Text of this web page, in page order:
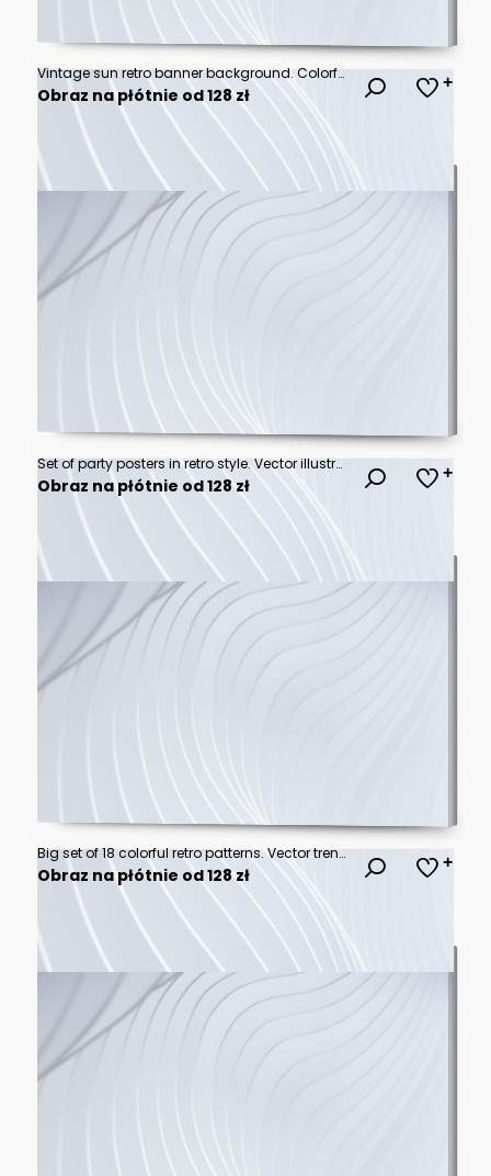
Vintage sun retro banner background. Colorful grunge sunburst design. Summer 70s vector illustration.
Obraz na płótnie od 128 zł
Set of party posters in retro style. Vector illustration.
Obraz na płótnie od 128 zł
Big set of 18 colorful retro patterns. Vector trendy backgrounds in 70s style. Abstract modern geometric and floral ornaments, vintage backgrounds
Obraz na płótnie od 128 zł